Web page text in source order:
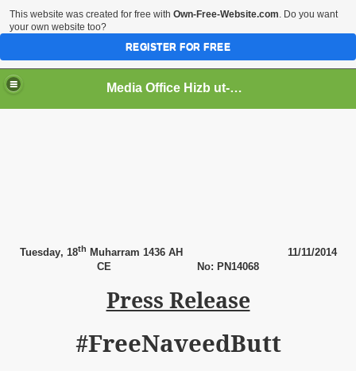
Media Office Hizb ut-Tahrir Pakistan
Tuesday, 18th Muharram 1436 AH 11/11/2014
CE No: PN14068
Press Release
#FreeNaveedButt
This website was created for free with Own-Free-Website.com. Do you want
your own website too?
REGISTER FOR FREE